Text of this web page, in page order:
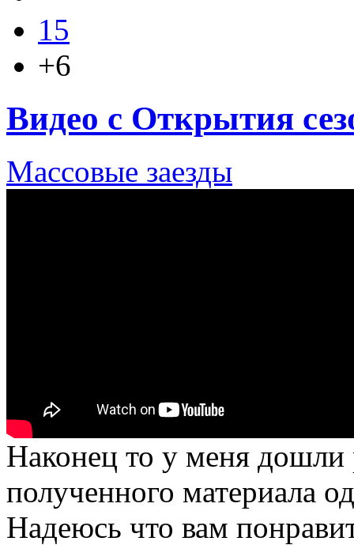
15
+6
Видео с Открытия
Массовые заезды
Наконец то у меня дошли
полученного материала
Надеюсь что вам